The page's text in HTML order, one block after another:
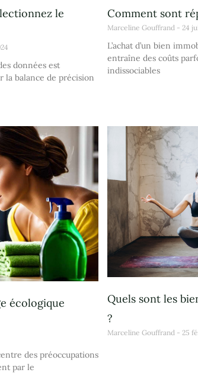
le
données est
la balance de précision
Comment sont
Marceline Gouffrand 24
L’achat d’un bien
entraîne des coûts
indissociables
écologique
des préoccupations
par le
Quels sont les
?
Marceline Gouffrand 25